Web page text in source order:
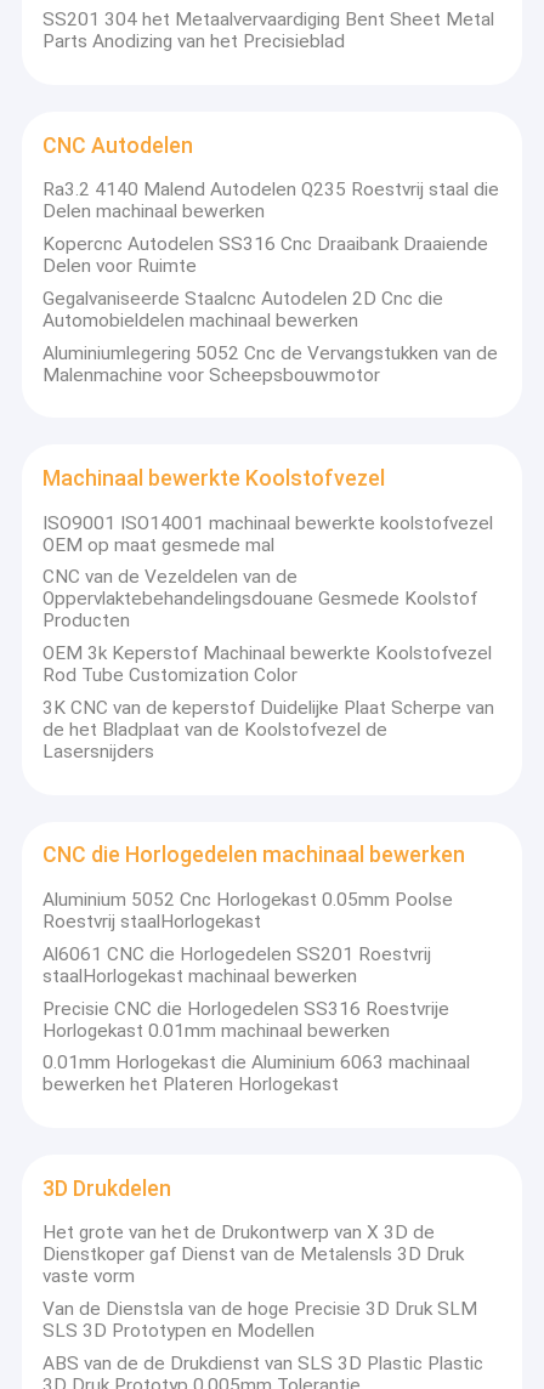
Huis
Producten
Fabrieksrondleiding
Kwaliteitscontrole
Neem contact met ons op
Nieuws
Een offerte aanvragen
CNC die Delen machinaal bewerken
CNC Malendelen
SS201 304 het Metaalvervaardiging Bent Sheet Metal
Parts Anodizing van het Precisieblad
CNC Autodelen
Ra3.2 4140 Malend Autodelen Q235 Roestvrij staal die
Delen machinaal bewerken
Kopercnc Autodelen SS316 Cnc Draaibank Draaiende
Delen voor Ruimte
Gegalvaniseerde Staalcnc Autodelen 2D Cnc die
Automobieldelen machinaal bewerken
Aluminiumlegering 5052 Cnc de Vervangstukken van de
Malenmachine voor Scheepsbouwmotor
Machinaal bewerkte Koolstofvezel
ISO9001 ISO14001 machinaal bewerkte koolstofvezel
OEM op maat gesmede mal
CNC van de Vezeldelen van de
Oppervlaktebehandelingsdouane Gesmede Koolstof
Producten
OEM 3k Keperstof Machinaal bewerkte Koolstofvezel
Rod Tube Customization Color
3K CNC van de keperstof Duidelijke Plaat Scherpe van
de het Bladplaat van de Koolstofvezel de
Lasersnijders
CNC die Horlogedelen machinaal bewerken
Aluminium 5052 Cnc Horlogekast 0.05mm Poolse
Roestvrij staalHorlogekast
Al6061 CNC die Horlogedelen SS201 Roestvrij
staalHorlogekast machinaal bewerken
Precisie CNC die Horlogedelen SS316 Roestvrije
Horlogekast 0.01mm machinaal bewerken
0.01mm Horlogekast die Aluminium 6063 machinaal
bewerken het Plateren Horlogekast
3D Drukdelen
Het grote van het de Drukontwerp van X 3D de
Dienstkoper gaf Dienst van de Metalensls 3D Druk
vaste vorm
Van de Dienstsla van de hoge Precisie 3D Druk SLM
SLS 3D Prototypen en Modellen
ABS van de de Drukdienst van SLS 3D Plastic Plastic
De Fekonprecisie CNC Parts Ltd werd gevestigd in 2007 als
3D drukdelen, scherpe delen, met ISO 9001 Cerfifited draaien.
Er zijn 140 reeksen materiaal, 22 eenhedencnc malenmachines,
de draadsnijmachines van de 53 eenhedencomputer, 35
machines van het eenhedenmalen,
2 verenigen CNC draaibanken, 3 eenheids Driedimensioneel
meetinstrument en 4 eenheden 3D coördinaten diemachines
meten. Uitgerust met
gevorderde met 3 assen, 4 as en 5 as het machinaal bewerken
centra, kunnen wij delen met complexe meetkunde bij hoge
precisie verwerken. Onze ingenieurs
gebruik geavanceerde die programmeringscam software met
hoogte wordt gecombineerd - de kwaliteit cuttingtools om
de klanten over de hele wereld, het is geëerd om klanten rond
te hebben,
Singapore en enz.